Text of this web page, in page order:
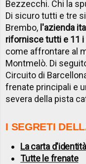
Bezzecchi. Chi la
Di sicuro tutti e tre
Brembo, l'azienda
rifornisce tutti e 11 i
come affrontare al
Montmelò. Di
Circuito di
frenate principali e
severa della pista
I SEGRETI
La carta
Tutte le frenate